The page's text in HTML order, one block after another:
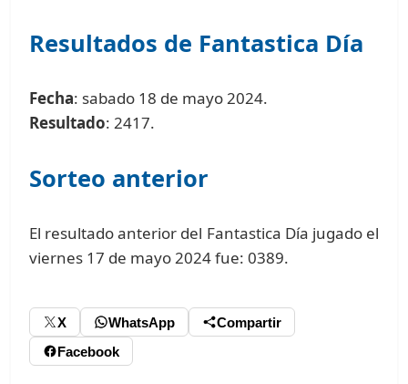
Resultados de Fantastica Día
Fecha: sabado 18 de mayo 2024.
Resultado: 2417.
Sorteo anterior
El resultado anterior del Fantastica Día jugado el
viernes 17 de mayo 2024 fue: 0389.
X WhatsApp
Compartir
Facebook